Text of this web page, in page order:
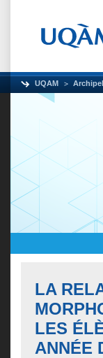
UQAM Archipel
LA
LES
ANNÉE